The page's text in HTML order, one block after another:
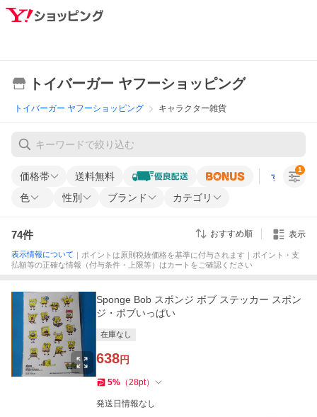
トイバーガー ヤフーショッピング
トイバーガー ヤフーショッピング キャラクター雑貨
価格帯 送料無料 すべての条
色 性別 ブランド カテゴリ
1
74件 おすすめ順 表示
表示情報について ｜ポイントは原則税抜価格を基準に付与されます｜ポイント・支
払額等の正確な情報（付与条件・上限等）はカートをご確認ください
Sponge Bob スポンジ ボブ ステッカー スポン
ジ・ボブいっぱい
在庫なし
638円
5% （28pt）
発送日情報なし